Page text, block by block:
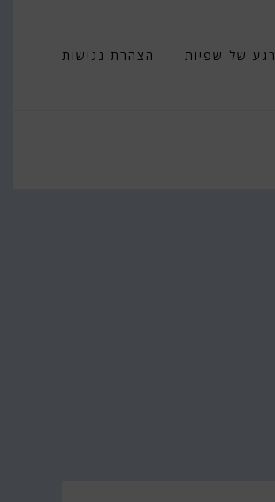
רגע של שפיות הצהרת נגישות